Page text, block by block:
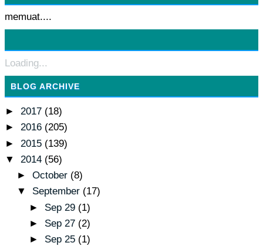
memuat....
Loading...
BLOG ARCHIVE
► 2017 (18)
► 2016 (205)
► 2015 (139)
▼ 2014 (56)
►October (8)
▼ September (17)
► Sep 29 (1)
► Sep 27 (2)
► Sep 25 (1)